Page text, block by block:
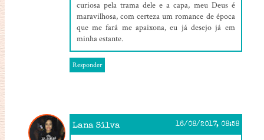
curiosa pela trama dele e a capa, meu Deus é
maravilhosa, com certeza um romance de época
que me fará me apaixona, eu já desejo já em
minha estante.
Responder
Lana Silva 16/08/2017, 08:58